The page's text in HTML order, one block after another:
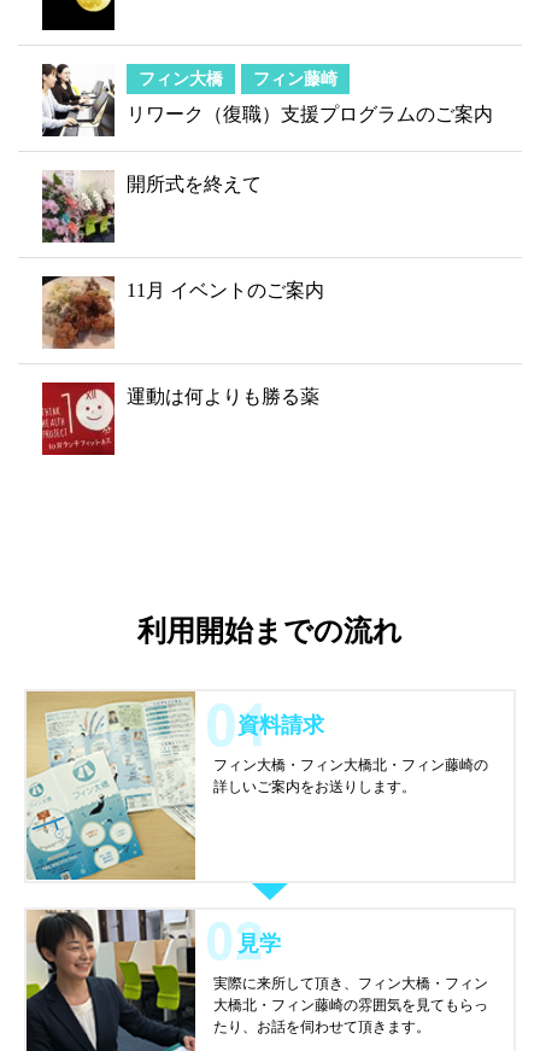
フィン大橋 フィン藤崎
リワーク（復職）支援プログラムのご案内
開所式を終えて
11月 イベントのご案内
運動は何よりも勝る薬
利用開始までの流れ
資料請求
フィン大橋・フィン大橋北・フィン藤崎の
詳しいご案内をお送りします。
見学
実際に来所して頂き、フィン大橋・フィン
大橋北・フィン藤崎の雰囲気を見てもらっ
たり、お話を伺わせて頂きます。